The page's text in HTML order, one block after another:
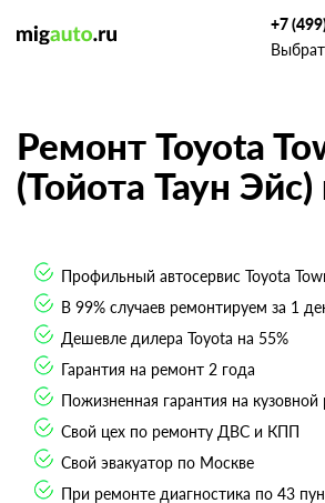
+7
Ремонт Toyota
(Тойота Таун
Профильный автосервис Toyota
В 99% случаев ремонтируем за 1
Дешевле дилера Toyota на 55%
Гарантия на ремонт 2 года
Пожизненная гарантия на кузовной
Свой цех по ремонту ДВС и КПП
Свой эвакуатор по Москве
При ремонте диагностика по 43